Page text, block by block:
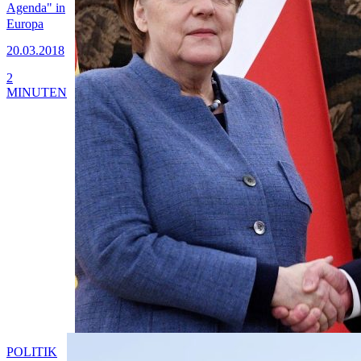
Agenda" in
Europa
20.03.2018
2
MINUTEN
POLITIK